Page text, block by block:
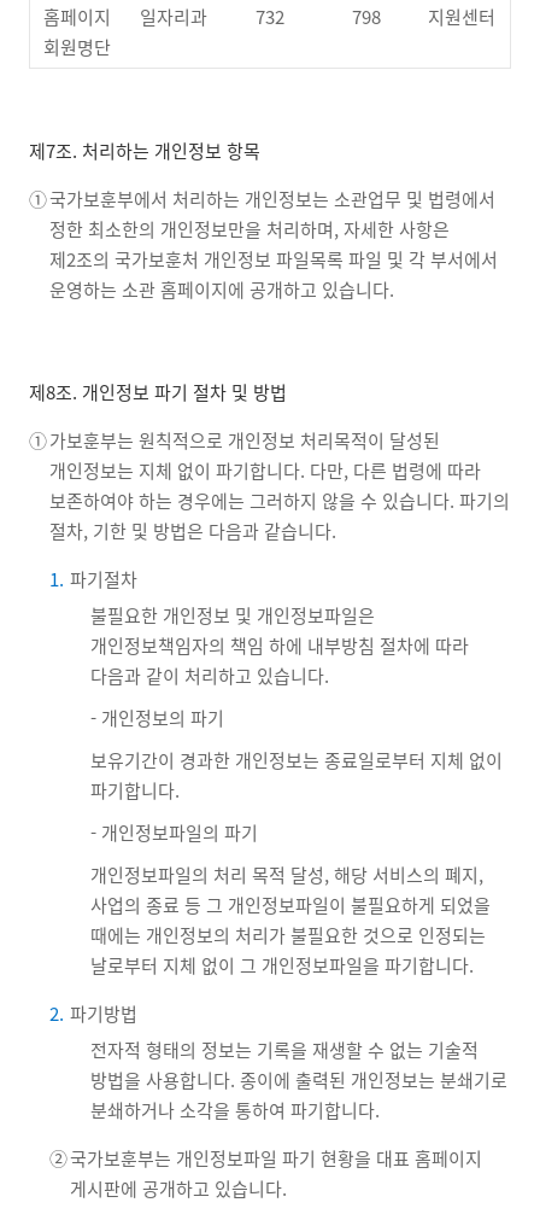
홈페이지
회원명단
일자리과
732
798
지원센터
제7조. 처리하는 개인정보 항목
①국가보훈부에서 처리하는 개인정보는 소관업무 및 법령에서
정한 최소한의 개인정보만을 처리하며, 자세한 사항은
제2조의 국가보훈처 개인정보 파일목록 파일 및 각 부서에서
운영하는 소관 홈페이지에 공개하고 있습니다.
제8조. 개인정보 파기 절차 및 방법
①가보훈부는 원칙적으로 개인정보 처리목적이 달성된
개인정보는 지체 없이 파기합니다. 다만, 다른 법령에 따라
보존하여야 하는 경우에는 그러하지 않을 수 있습니다. 파기의
절차, 기한 및 방법은 다음과 같습니다.
1. 파기절차
불필요한 개인정보 및 개인정보파일은
개인정보책임자의 책임 하에 내부방침 절차에 따라
다음과 같이 처리하고 있습니다.
- 개인정보의 파기
보유기간이 경과한 개인정보는 종료일로부터 지체 없이
파기합니다.
- 개인정보파일의 파기
개인정보파일의 처리 목적 달성, 해당 서비스의 폐지,
사업의 종료 등 그 개인정보파일이 불필요하게 되었을
때에는 개인정보의 처리가 불필요한 것으로 인정되는
날로부터 지체 없이 그 개인정보파일을 파기합니다.
2. 파기방법
전자적 형태의 정보는 기록을 재생할 수 없는 기술적
방법을 사용합니다. 종이에 출력된 개인정보는 분쇄기로
분쇄하거나 소각을 통하여 파기합니다.
②국가보훈부는 개인정보파일 파기 현황을 대표 홈페이지
게시판에 공개하고 있습니다.